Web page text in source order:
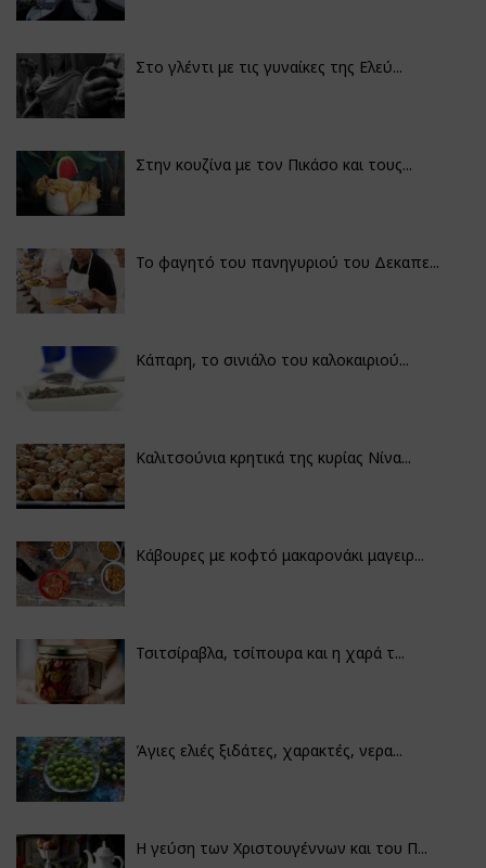
Στο γλέντι με τις γυναίκες της Ελεύ...
Στην κουζίνα με τον Πικάσο και τους...
Το φαγητό του πανηγυριού του Δεκαπε...
Κάπαρη, το σινιάλο του καλοκαιριού...
Καλιτσούνια κρητικά της κυρίας Νίνα...
Κάβουρες με κοφτό μακαρονάκι μαγειρ...
Τσιτσίραβλα, τσίπουρα και η χαρά τ...
Άγιες ελιές ξιδάτες, χαρακτές, νερα...
Η γεύση των Χριστουγέννων και του Π...